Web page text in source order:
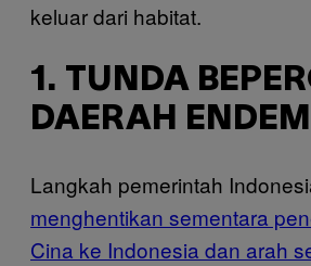
keluar dari habitat.
1. TUNDA
DAERAH
Langkah pemerintah
menghentikan sementara
Cina ke Indonesia dan arah